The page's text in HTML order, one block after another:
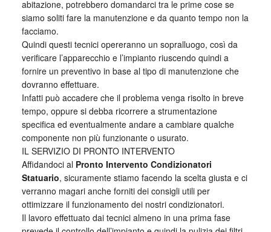
abitazione, potrebbero domandarci tra le prime cose se
siamo soliti fare la manutenzione e da quanto tempo non la
facciamo.
Quindi questi tecnici opereranno un sopralluogo, così da
verificare l’apparecchio e l’impianto riuscendo quindi a
fornire un preventivo in base al tipo di manutenzione che
dovranno effettuare.
Infatti può accadere che il problema venga risolto in breve
tempo, oppure si debba ricorrere a strumentazione
specifica ed eventualmente andare a cambiare qualche
componente non più funzionante o usurato.
IL SERVIZIO DI PRONTO INTERVENTO
Affidandoci al Pronto Intervento Condizionatori
Statuario, sicuramente stiamo facendo la scelta giusta e ci
verranno magari anche forniti dei consigli utili per
ottimizzare il funzionamento dei nostri condizionatori.
Il lavoro effettuato dai tecnici almeno in una prima fase